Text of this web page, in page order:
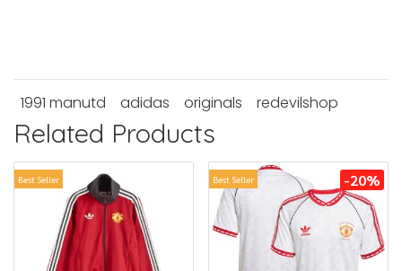
1991 manutd adidas originals redevilshop
Related Products
Best Seller Best Seller -20%